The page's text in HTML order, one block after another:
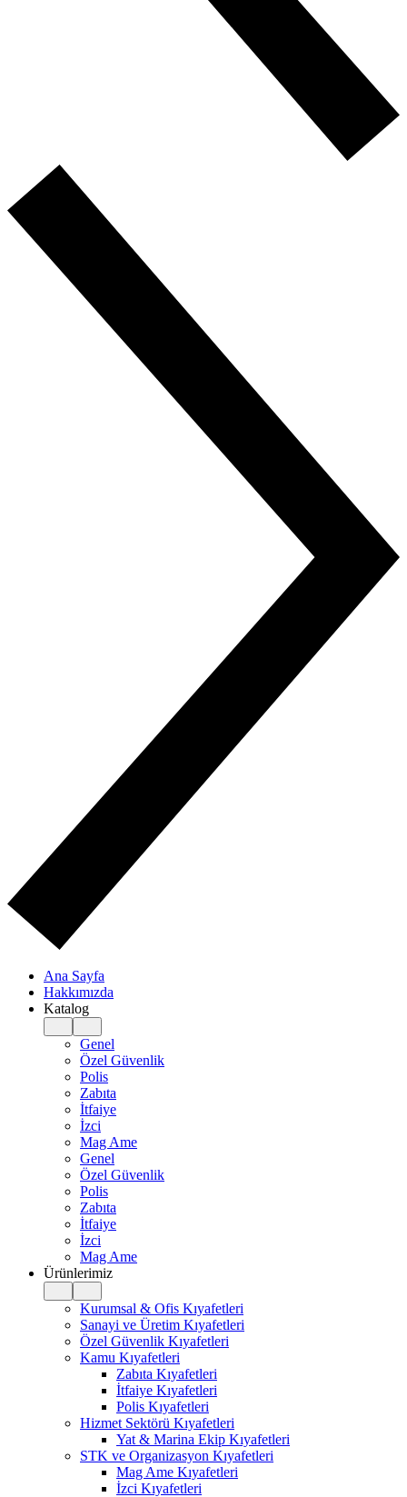
Ana Sayfa
Hakkımızda
Katalog
Genel
Özel Güvenlik
Polis
Zabıta
İtfaiye
İzci
Mag Ame
Genel
Özel Güvenlik
Polis
Zabıta
İtfaiye
İzci
Mag Ame
Ürünlerimiz
Kurumsal & Ofis Kıyafetleri
Sanayi ve Üretim Kıyafetleri
Özel Güvenlik Kıyafetleri
Kamu Kıyafetleri
Zabıta Kıyafetleri
İtfaiye Kıyafetleri
Polis Kıyafetleri
Hizmet Sektörü Kıyafetleri
Yat & Marina Ekip Kıyafetleri
STK ve Organizasyon Kıyafetleri
Mag Ame Kıyafetleri
İzci Kıyafetleri